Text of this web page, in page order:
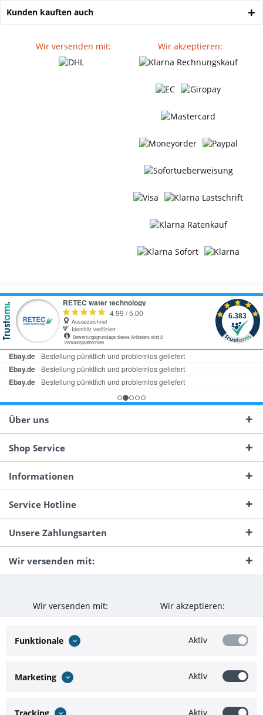
Kunden kauften auch
Wir versenden mit: Wir akzeptieren:
Über uns
Shop Service
Informationen
Service Hotline
Unsere Zahlungsarten
Wir versenden mit:
Wir versenden mit: Wir akzeptieren:
Funktionale Aktiv
Marketing Aktiv
Aktiv